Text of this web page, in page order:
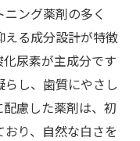
ング薬剤の多く
る成分設計が特徴
尿素が主成分です
し、歯質にやさし
慮した薬剤は、初
り、自然な白さを